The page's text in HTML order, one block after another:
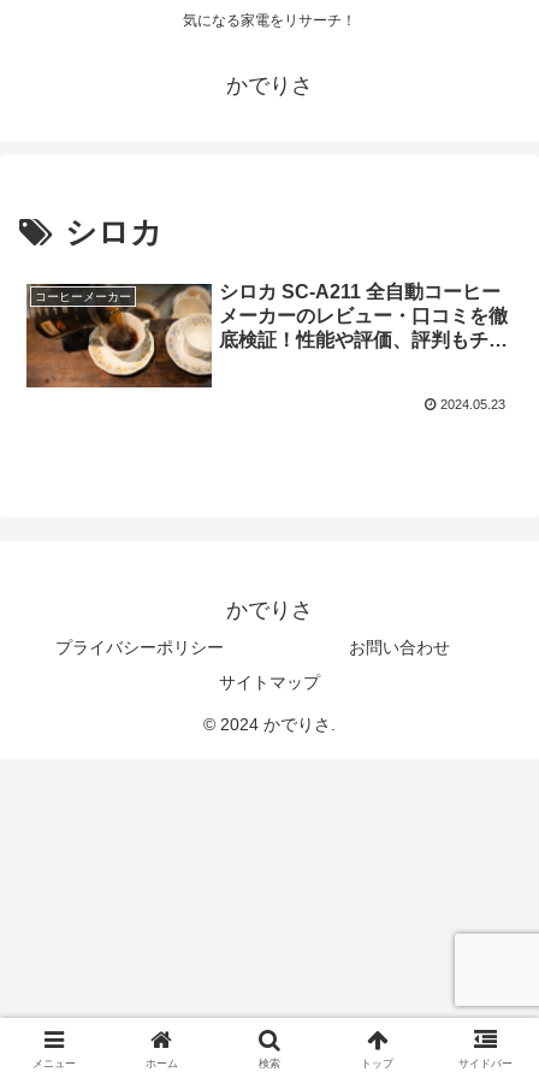
気になる家電をリサーチ！
かでりさ
シロカ
コーヒーメーカー
シロカ SC-A211 全自動コーヒー
メーカーのレビュー・口コミを徹
底検証！性能や評価、評判もチェ
2024.05.23
かでりさ
プライバシーポリシー
お問い合わせ
サイトマップ
© 2024 かでりさ.
メニュー ホーム 検索 トップ サイドバー